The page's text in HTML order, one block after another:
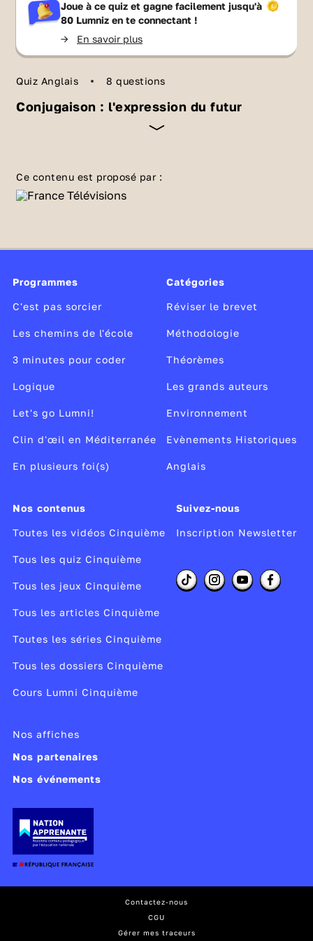
Joue à ce quiz et gagne facilement jusqu'à
80 Lumniz en te connectant !
-> En savoir plus
Quiz Anglais 8 questions
Conjugaison : l'expression du futur
ou de projets vagues, il faudra utiliser le
En anglais, il existe deux façons différentes de
avec ce quiz.
Ce contenu est proposé par :
Programmes
C'est pas sorcier
Les chemins de l'école
3 minutes pour coder
Logique
Let's go Lumni!
Clin d'œil en Méditerranée
En plusieurs foi(s)
Catégories
Réviser le brevet
Méthodologie
Théorèmes
Les grands auteurs
Environnement
Evènements Historiques
Anglais
Nos contenus
Toutes les vidéos Cinquième
Tous les quiz Cinquième
Tous les jeux Cinquième
Tous les articles Cinquième
Toutes les séries Cinquième
Tous les dossiers Cinquième
Cours Lumni Cinquième
Suivez-nous
Inscription Newsletter
Nos affiches
Nos partenaires
Nos événements
Contactez-nous
CGU
Gérer mes traceurs